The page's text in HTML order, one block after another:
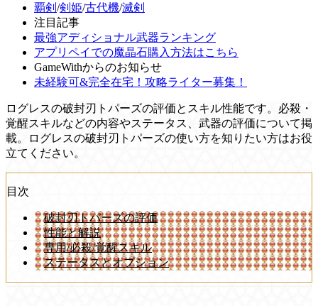
覇剣 /剣姫/古代機/滅剣
注目記事
最強アディショナル武器ランキング
アプリペイでの魔晶石購入方法はこちら
GameWithからのお知らせ
未経験可&完全在宅！攻略ライター募集！
ログレスの破封刃トパーズの評価とスキル性能です。必殺・
覚醒スキルなどの内容やステータス、武器の評価について掲
載。ログレスの破封刃トパーズの使い方を知りたい方はお役
立てください。
目次
破封刃トパーズの評価
性能と解説
専用/必殺/覚醒スキル
ステータスとオプション